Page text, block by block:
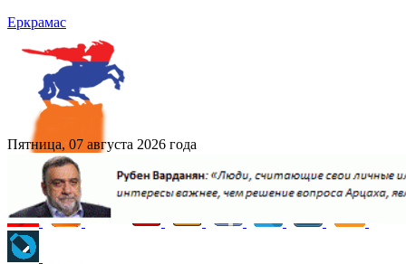
Еркрамас
Пятница, 07 августа 2026 года